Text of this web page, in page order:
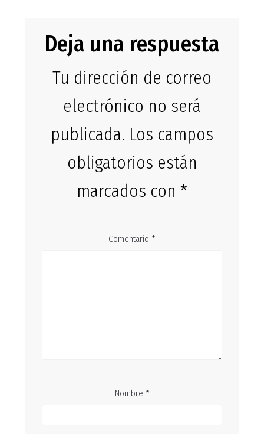
Deja una respuesta
Tu dirección de correo
electrónico no será
publicada. Los campos
obligatorios están
marcados con *
Comentario *
Nombre *